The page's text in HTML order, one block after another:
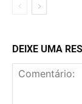
DEIXE UMA